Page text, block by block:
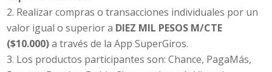
Realizar compras o transacciones individuales por un
valor igual o superior a DIEZ MIL PESOS M/CTE
($10.000)a través de la App SuperGiros.
Los productos participantes son: Chance, PagaMás,